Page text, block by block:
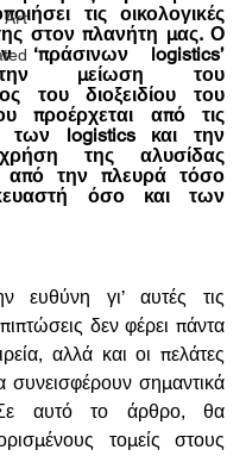
Art
τις οικολογικές
στον πλανήτη μας. Ο
‘πράσινων logistics’
μείωση του
του διοξειδίου του
προέρχεται από τις
των logistics και την
της αλυσίδας
από την πλευρά τόσο
όσο και των
ευθύνη γι’ αυτές τις
δεν φέρει πάντα
αλλά και οι πελάτες
συνεισφέρουν σημαντικά
αυτό το άρθρο, θα
τομείς στους